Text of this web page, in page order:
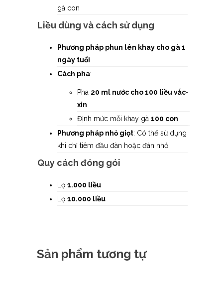
gà con
Liều dùng và cách sử dụng
Phương pháp phun lên khay cho gà 1
ngày tuổi
Cách pha:
Pha 20 ml nước cho 100 liều vắc-
xin
Định mức mỗi khay gà 100 con
Phương pháp nhỏ giọt: Có thể sử dụng
khi chỉ tiêm đầu đàn hoặc đàn nhỏ
Quy cách đóng gói
Lọ 1.000 liều
Lọ 10.000 liều
Sản phẩm tương tự